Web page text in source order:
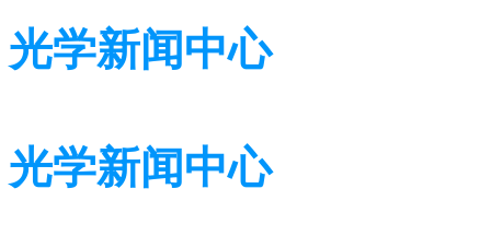
光学新闻中心
光学新闻中心